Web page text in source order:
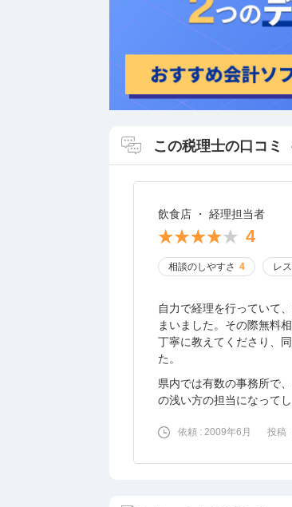
この税理士の口コミ
飲食店 ・ 経理担当者
4
相談のしやすさ 4 レ
自力で経理を行っていて
まいました。その際無料
丁寧に教えてくださり、
た。
県内では有数の事務所で
の浅い方の担当になって
依頼 : 2009年6月 投稿